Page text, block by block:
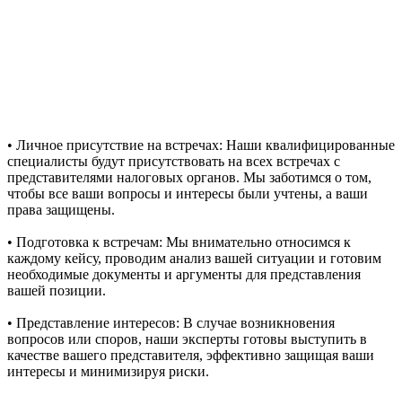
• Личное присутствие на встречах: Наши квалифицированные
специалисты будут присутствовать на всех встречах с
представителями налоговых органов. Мы заботимся о том,
чтобы все ваши вопросы и интересы были учтены, а ваши
права защищены.
• Подготовка к встречам: Мы внимательно относимся к
каждому кейсу, проводим анализ вашей ситуации и готовим
необходимые документы и аргументы для представления
вашей позиции.
• Представление интересов: В случае возникновения
вопросов или споров, наши эксперты готовы выступить в
качестве вашего представителя, эффективно защищая ваши
интересы и минимизируя риски.